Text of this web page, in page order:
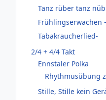
Tanz rüber tanz
Frühlingserwachen
Tabakraucherlied-
2/4 + 4/4 Takt
Ennstaler Polka
Rhythmusübung
Stille, Stille kein